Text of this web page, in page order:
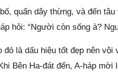
quấn dây thừng, và đến
hỏi: “Người còn sống à?
là dấu hiệu tốt đẹp nên vội
Bên Ha-đát đến, A-háp mời